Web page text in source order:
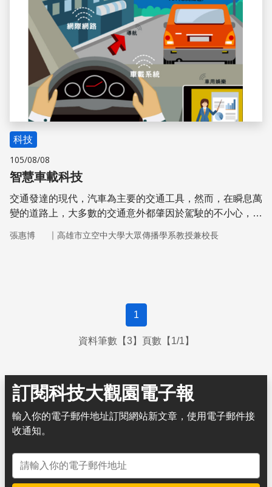
科技
105/08/08
智慧車載科技
交通發達的現代，汽車為主要的交通工具，然而，在瞬息萬
變的道路上，大多數的交通意外都肇因於駕駛的不小心，造
著疲累的身軀開車回家，對於駕駛者或其他用路人，都可能
張惠博 ｜ 高雄市立空中大學大眾傳播學系教授兼校長
1
資料筆數【3】頁數【1/1】
訂閱科技大觀園電子報
輸入你的電子郵件地址訂閱網站新文章，使用電子郵件接
收通知。
電子郵件地址